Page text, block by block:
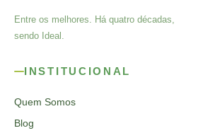
Entre os melhores. Há quatro décadas,
sendo Ideal.
INSTITUCIONAL
Quem Somos
Blog